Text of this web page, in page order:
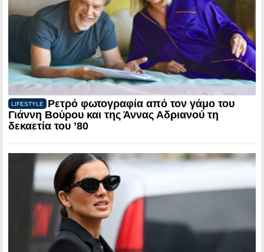
LIFESTYLE
Ρετρό φωτογραφία από τον γάμο του
Γιάννη Βούρου και της Άννας Αδριανού τη
δεκαετία του ’80